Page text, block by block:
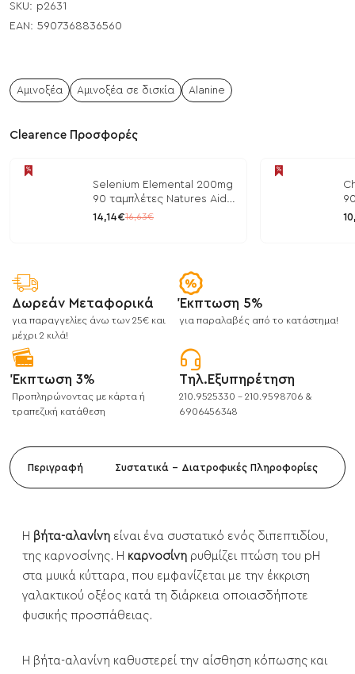
SKU: p2631
EAN: 5907368836560
Αμινοξέα Αμινοξέα σε δισκία Alanine
Clearence Προσφορές
Selenium Elemental 200mg
90 ταμπλέτες Natures Aid
/ Μέταλλα
14,14€16,63€
/
Δωρεάν Μεταφορικά
για παραγγελίες άνω των 25€ και
μέχρι 2 κιλά!
Έκπτωση 5%
για παραλαβές από το κατάστημα!
Έκπτωση 3%
Προπληρώνοντας με κάρτα ή
τραπεζική κατάθεση
Τηλ.Εξυπηρέτηση
210.9525330 - 210.9598706 &
6906456348
Περιγραφή Συστατικά - Διατροφικές Πληροφορίες
Η βήτα-αλανίνη είναι ένα συστατικό ενός διπεπτιδίου,
της καρνοσίνης. Η καρνοσίνη ρυθμίζει πτώση του pH
στα μυικά κύτταρα, που εμφανίζεται με την έκκριση
γαλακτικού οξέος κατά τη διάρκεια οποιασδήποτε
φυσικής προσπάθειας.
Η βήτα-αλανίνη καθυστερεί την αίσθηση κόπωσης και